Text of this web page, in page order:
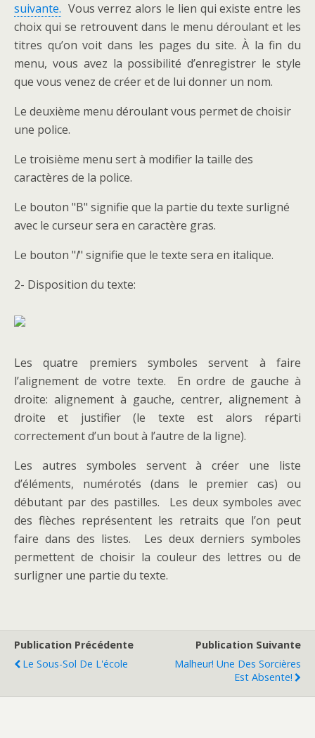
suivante. Vous verrez alors le lien qui existe entre les
choix qui se retrouvent dans le menu déroulant et les
titres qu’on voit dans les pages du site. À la fin du
menu, vous avez la possibilité d’enregistrer le style
que vous venez de créer et de lui donner un nom.
Le deuxième menu déroulant vous permet de choisir
une police.
Le troisième menu sert à modifier la taille des
caractères de la police.
Le bouton "B" signifie que la partie du texte surligné
avec le curseur sera en caractère gras.
Le bouton "I" signifie que le texte sera en italique.
2- Disposition du texte:
Les quatre premiers symboles servent à faire
l’alignement de votre texte. En ordre de gauche à
droite: alignement à gauche, centrer, alignement à
droite et justifier (le texte est alors réparti
correctement d’un bout à l’autre de la ligne).
Les autres symboles servent à créer une liste
d’éléments, numérotés (dans le premier cas) ou
débutant par des pastilles. Les deux symboles avec
des flèches représentent les retraits que l’on peut
faire dans des listes. Les deux derniers symboles
permettent de choisir la couleur des lettres ou de
surligner une partie du texte.
Publication Précédente
Le Sous-Sol De L'école
Publication Suivante
Malheur! Une Des Sorcières
Est Absente!